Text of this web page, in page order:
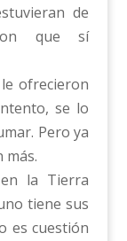
de
que sí
ofrecieron
se lo
Pero ya
más.
la Tierra
tiene sus
es cuestión